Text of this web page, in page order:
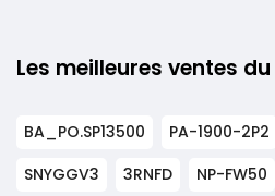
Les meilleures ventes
BA_PO.SP13500 PA-1900-2P2
SNYGGV3
3RNFD NP-FW50